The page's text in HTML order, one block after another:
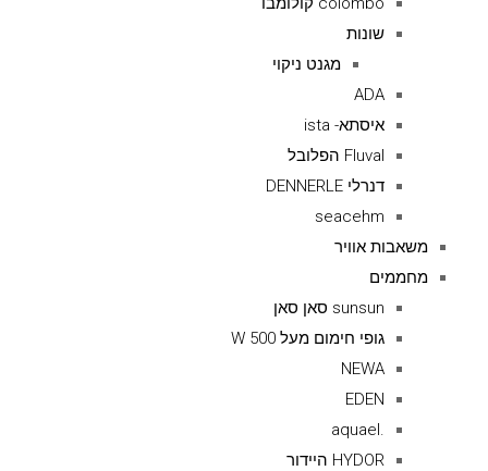
שונות
מגנט ניקוי
ADA
איסתא- ista
Fluval הפלובל
דנרלי DENNERLE
seacehm
משאבות אוויר
מחממים
sunsun סאן סאן
גופי חימום מעל 500 W
NEWA
EDEN
.aquael
HYDOR היידור